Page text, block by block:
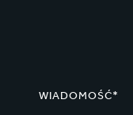
WIADOMOŚĆ*